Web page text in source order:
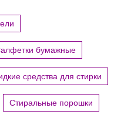
бумажные
средства для стирки
Стиральные порошки